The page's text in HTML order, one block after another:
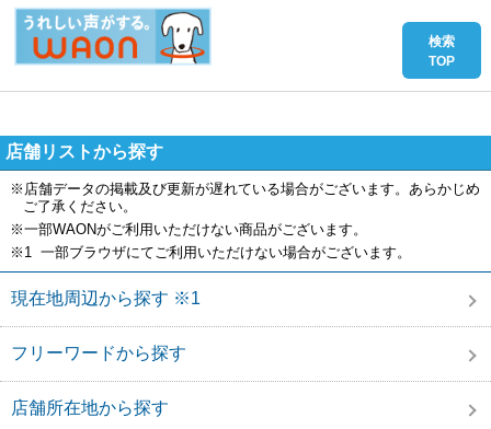
店舗リストから探す
※店舗データの掲載及び更新が遅れている場合がございます。あらかじめ
ご了承ください。
※一部WAONがご利用いただけない商品がございます。
※1 一部ブラウザにてご利用いただけない場合がございます。
現在地周辺から探す ※1
フリーワードから探す
店舗所在地から探す